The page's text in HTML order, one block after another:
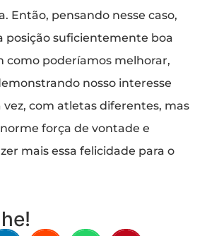
Então, pensando nesse caso,
posição suficientemente boa
como poderíamos melhorar,
nosso interesse
vez, com atletas diferentes, mas
força de vontade e
mais essa felicidade para o